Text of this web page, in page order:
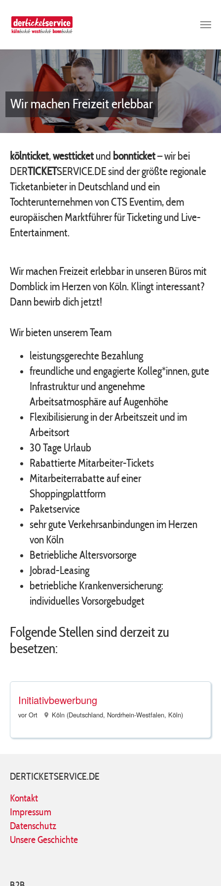
Wir machen Freizeit erlebbar
kölnticket,westticket und bonnticket– wir bei
DERTICKETSERVICE.DE sind der größte regionale
Ticketanbieter in Deutschland und ein
Tochterunternehmen von CTS Eventim, dem
europäischen Marktführer für Ticketing und Live-
Entertainment.
Wir machen Freizeit erlebbar in unseren Büros mit
Domblick im Herzen von Köln. Klingt interessant?
Dann bewirb dich jetzt!
Wir bieten unserem Team
leistungsgerechte Bezahlung
freundliche und engagierte Kolleg*innen, gute
Infrastruktur und angenehme
Arbeitsatmosphäre auf Augenhöhe
Flexibilisierung in der Arbeitszeit und im
Arbeitsort
30 Tage Urlaub
Rabattierte Mitarbeiter-Tickets
Mitarbeiterrabatte auf einer
Shoppingplattform
Paketservice
sehr gute Verkehrsanbindungen im Herzen
von Köln
Betriebliche Altersvorsorge
Jobrad-Leasing
betriebliche Krankenversicherung:
individuelles Vorsorgebudget
Folgende Stellen sind derzeit zu
besetzen:
Initiativbewerbung
vor Ort Köln (Deutschland, Nordrhein-Westfalen, Köln)
DERTICKETSERVICE.DE
Kontakt
Impressum
Datenschutz
Unsere Geschichte